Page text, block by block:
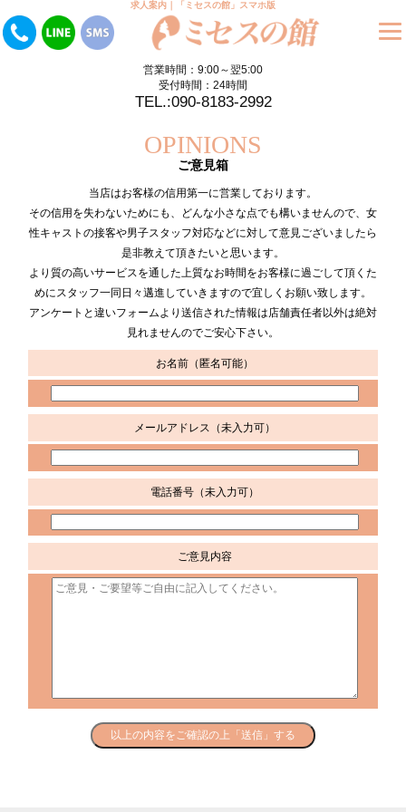
求人案内｜「ミセスの館」スマホ版
営業時間：9:00～翌5:00
受付時間：24時間
TEL.:090-8183-2992
OPINIONS
ご意見箱
当店はお客様の信用第一に営業しております。
その信用を失わないためにも、どんな小さな点でも構いませんので、女
性キャストの接客や男子スタッフ対応などに対して意見ございましたら
是非教えて頂きたいと思います。
より質の高いサービスを通した上質なお時間をお客様に過ごして頂くた
めにスタッフ一同日々邁進していきますので宜しくお願い致します。
アンケートと違いフォームより送信された情報は店舗責任者以外は絶対
見れませんのでご安心下さい。
お名前（匿名可能）
メールアドレス （未入力可）
電話番号（未入力可）
ご意見内容